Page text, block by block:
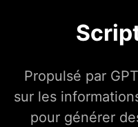
Propulsé par
sur les
pour générer